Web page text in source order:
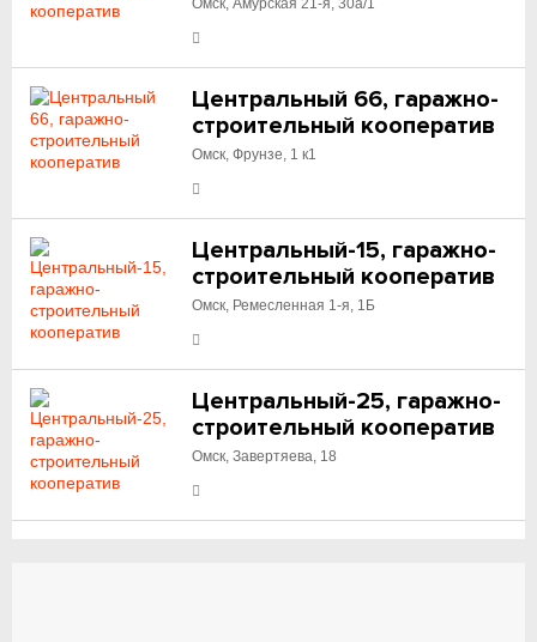
Омск, Амурская 21-я, 30а/1
Центральный 66, гаражно-
строительный кооператив
Омск, Фрунзе, 1 к1
Центральный-15, гаражно-
строительный кооператив
Омск, Ремесленная 1-я, 1Б
Центральный-25, гаражно-
строительный кооператив
Омск, Завертяева, 18